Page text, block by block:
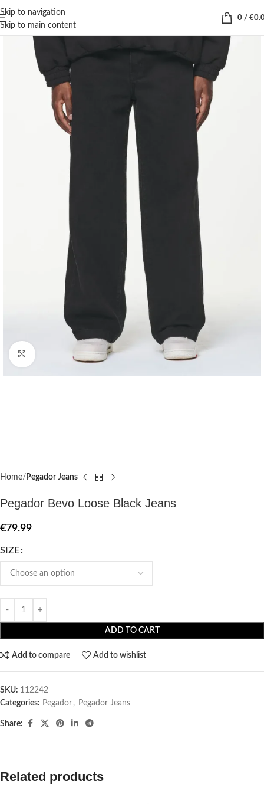
Skip to navigation
Skip to main content
0 / €
Click to enlarge
Home Pegador Jeans
Pegador Bevo Loose Black Jeans
€79.99
SIZE
ADD TO CART
Add to compare Add to wishlist
SKU: 112242
Categories: Pegador​ , Pegador Jeans
Share:
Related products